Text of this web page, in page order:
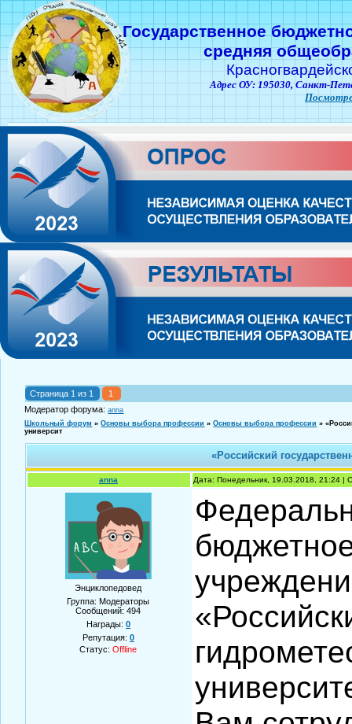
Государственное
средняя
Адрес ОУ: 195030, Санкт-
Страница 1 из 1
1
Модератор форума:anna
Школьный форум » Основы выбора профессии » Основы выбора профессии »
университ
«Российский
anna Дата: Понедельник, 19.03.2018, 21:24 |
Энциклопедовед
Группа: Модераторы
Сообщений:494
Награды: 0
Репутация: 0
Статус:Offline